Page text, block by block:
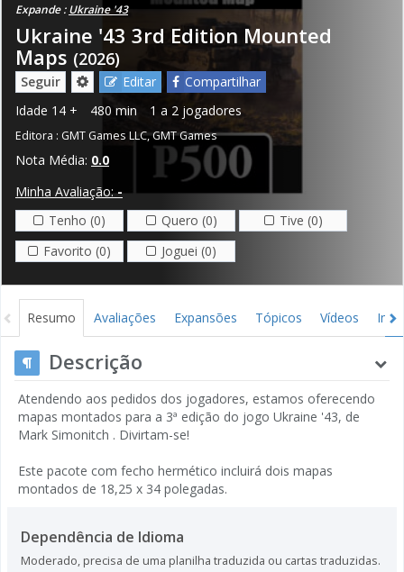
Expande :Ukraine '43
Ukraine '43 3rd Edition Mounted
Maps (2026)
Seguir Editar
Compartilhar
Idade 14 + 480 min 1 a 2 jogadores
Editora : GMT Games LLC,GMT Games
Nota Média: 0.0
Minha Avaliação:-
Tenho (0)
Quero (0)
Tive (0)
Favorito (0)
Joguei (0)
Resumo Avaliações Expansões Tópicos Vídeos
Descrição
Atendendo aos pedidos dos jogadores, estamos oferecendo
mapas montados para a 3ª edição do jogo Ukraine '43, de
Mark Simonitch . Divirtam-se!
Este pacote com fecho hermético incluirá dois mapas
montados de 18,25 x 34 polegadas.
Dependência de Idioma
Moderado, precisa de uma planilha traduzida ou cartas traduzidas.